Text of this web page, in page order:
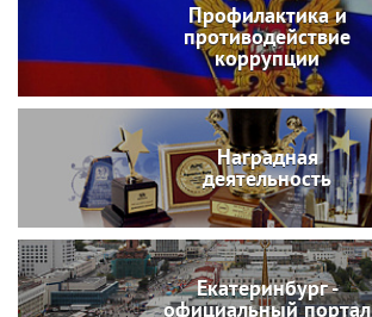
Профилактика и
противодействие
коррупции
Наградная
деятельность
Екатеринбург -
официальный портал